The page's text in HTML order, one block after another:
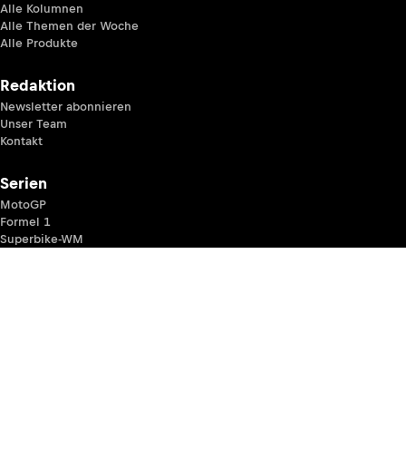
Alle Kolumnen
Alle Themen der Woche
Alle Produkte
Redaktion
Newsletter abonnieren
Unser Team
Kontakt
Serien
MotoGP
Formel 1
Superbike-WM